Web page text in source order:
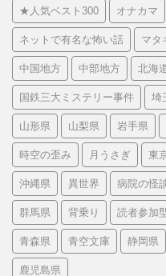
★人気ベスト300 オナカマ
ネットで有名な怖い話 マタ
中国地方 中部地方 北海
国鉄三大ミステリー事件 埼
山形県 山梨県 岩手県
時空の歪み 月うさぎ 東
沖縄県 異世界 病院の怪
群馬県 背乗り 読者参加
青森県 青空文庫 静岡県
鹿児島県